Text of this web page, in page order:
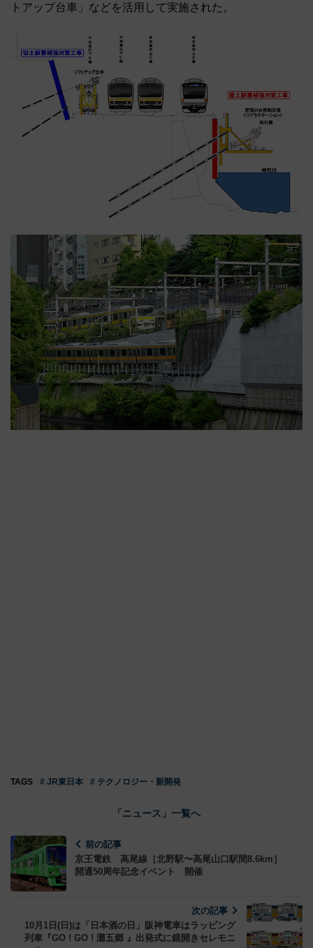
トアップ台車」などを活用して実施された。
TAGS # JR東日本 # テクノロジー・新開発
「ニュース」一覧へ
前の記事
京王電鉄 高尾線［北野駅〜高尾山口駅間8.6km］
開通50周年記念イベント 開催
次の記事
10月1日(日)は「日本酒の日」阪神電車はラッピング
列車『GO ! GO ! 灘五郷 』出発式に鏡開きセレモニ